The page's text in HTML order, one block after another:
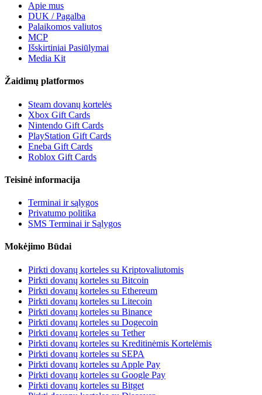
Apie mus
DUK / Pagalba
Palaikomos valiutos
MCP
Išskirtiniai Pasiūlymai
Media Kit
Žaidimų platformos
Steam dovanų kortelės
Xbox Gift Cards
Nintendo Gift Cards
PlayStation Gift Cards
Eneba Gift Cards
Roblox Gift Cards
Teisinė informacija
Terminai ir sąlygos
Privatumo politika
SMS Terminai ir Sąlygos
Mokėjimo Būdai
Pirkti dovanų korteles su Kriptovaliutomis
Pirkti dovanų korteles su Bitcoin
Pirkti dovanų korteles su Ethereum
Pirkti dovanų korteles su Litecoin
Pirkti dovanų korteles su Binance
Pirkti dovanų korteles su Dogecoin
Pirkti dovanų korteles su Tether
Pirkti dovanų korteles su Kreditinėmis Kortelėmis
Pirkti dovanų korteles su SEPA
Pirkti dovanų korteles su Apple Pay
Pirkti dovanų korteles su Google Pay
Pirkti dovanų korteles su Bitget